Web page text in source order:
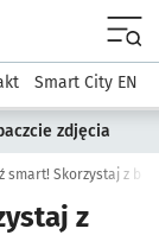
SmartCity
Smart City EN
zdjęcia
smart! Skorzystaj z
z